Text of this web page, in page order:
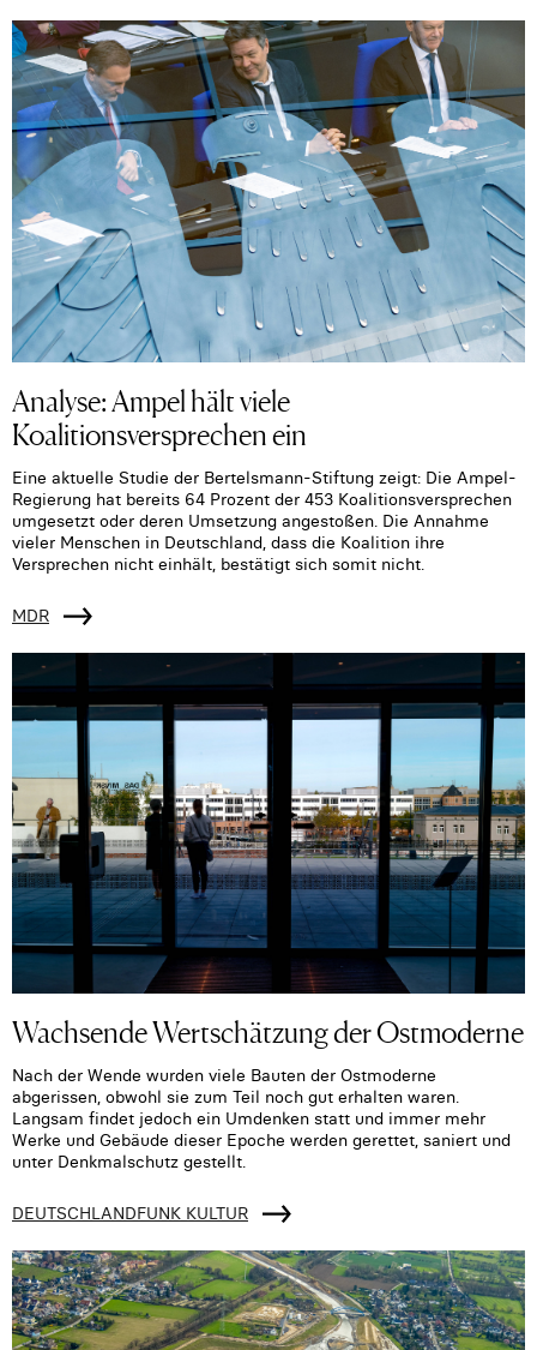
Analyse: Ampel hält viele
Koalitionsversprechen ein
Eine aktuelle Studie der Bertelsmann-Stiftung zeigt: Die Ampel-
Regierung hat bereits 64 Prozent der 453 Koalitionsversprechen
umgesetzt oder deren Umsetzung angestoßen. Die Annahme
vieler Menschen in Deutschland, dass die Koalition ihre
Versprechen nicht einhält, bestätigt sich somit nicht.
MDR
Wachsende Wertschätzung der Ostmoderne
Nach der Wende wurden viele Bauten der Ostmoderne
abgerissen, obwohl sie zum Teil noch gut erhalten waren.
Langsam findet jedoch ein Umdenken statt und immer mehr
Werke und Gebäude dieser Epoche werden gerettet, saniert und
unter Denkmalschutz gestellt.
DEUTSCHLANDFUNK KULTUR